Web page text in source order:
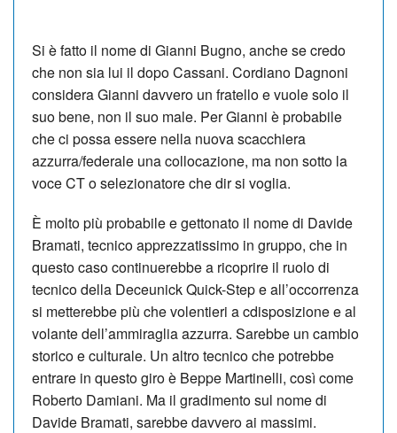
Si è fatto il nome di Gianni Bugno, anche se credo
che non sia lui il dopo Cassani. Cordiano Dagnoni
considera Gianni davvero un fratello e vuole solo il
suo bene, non il suo male. Per Gianni è probabile
che ci possa essere nella nuova scacchiera
azzurra/federale una collocazione, ma non sotto la
voce CT o selezionatore che dir si voglia.
È molto più probabile e gettonato il nome di Davide
Bramati, tecnico apprezzatissimo in gruppo, che in
questo caso continuerebbe a ricoprire il ruolo di
tecnico della Deceunick Quick-Step e all’occorrenza
si metterebbe più che volentieri a cdisposizione e al
volante dell’ammiraglia azzurra. Sarebbe un cambio
storico e culturale. Un altro tecnico che potrebbe
entrare in questo giro è Beppe Martinelli, così come
Roberto Damiani. Ma il gradimento sul nome di
Davide Bramati, sarebbe davvero ai massimi.